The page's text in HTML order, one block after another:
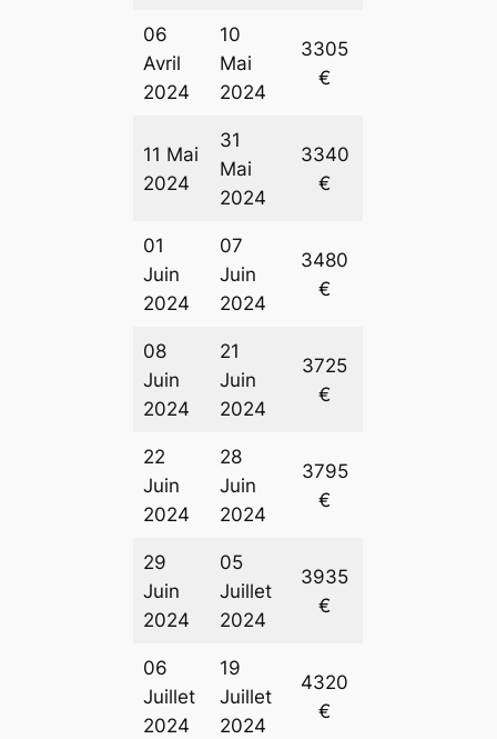
06
Avril
2024
10
Mai
2024
3305
€
11 Mai
2024
31
Mai
2024
3340
€
01
Juin
2024
07
Juin
2024
3480
€
08
Juin
2024
21
Juin
2024
3725
€
22
Juin
2024
28
Juin
2024
3795
€
29
Juin
2024
05
Juillet
2024
3935
€
06
Juillet
2024
19
Juillet
2024
4320
€